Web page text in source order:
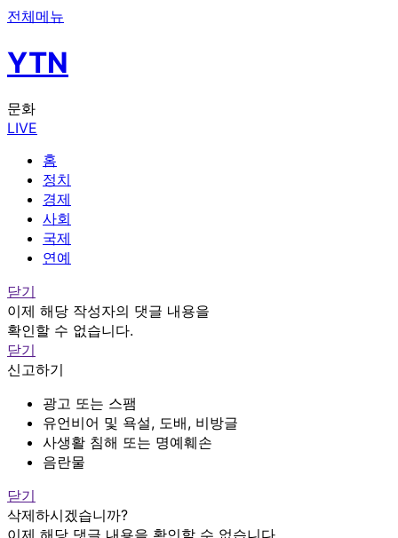
전체메뉴
YTN
문화
LIVE
홈
정치
경제
사회
국제
연예
닫기
이제 해당 작성자의 댓글 내용을
확인할 수 없습니다.
닫기
신고하기
광고 또는 스팸
유언비어 및 욕설, 도배, 비방글
사생활 침해 또는 명예훼손
음란물
닫기
삭제하시겠습니까?
이제 해당 댓글 내용을 확인할 수 없습니다